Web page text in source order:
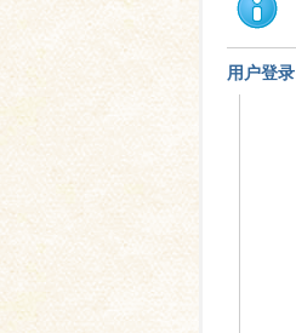
用户登录